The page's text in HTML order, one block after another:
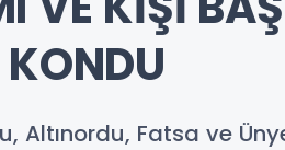
Altınordu, Fatsa ve